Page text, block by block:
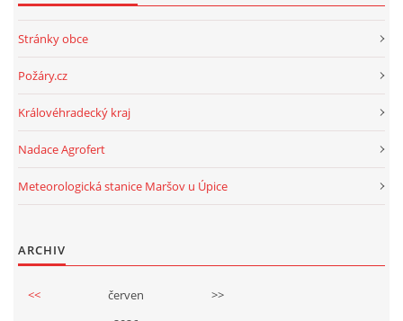
Stránky obce
Požáry.cz
Královéhradecký kraj
Nadace Agrofert
Meteorologická stanice Maršov u Úpice
ARCHIV
<< červen
>>